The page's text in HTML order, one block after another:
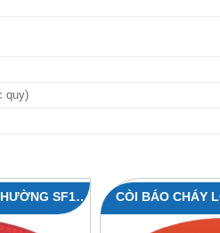
quy)
SF100
CÒI BÁO CHÁY